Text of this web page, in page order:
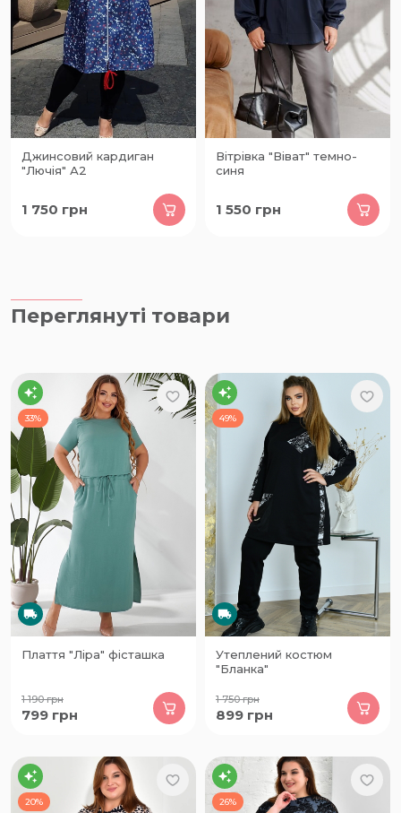
Джинсовий кардиган
"Лючія" А2
1 750 грн
Вітрівка "Віват" темно-
синя
1 550 грн
Переглянуті товари
33%
Плаття "Ліра" фісташка
1 190грн
799 грн
49%
Утеплений костюм
"Бланка"
1 750грн
899 грн
20% 26%